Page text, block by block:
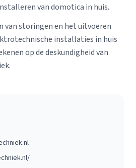
van domotica in huis.
van storingen en het uitvoeren
installaties in huis
op de deskundigheid van